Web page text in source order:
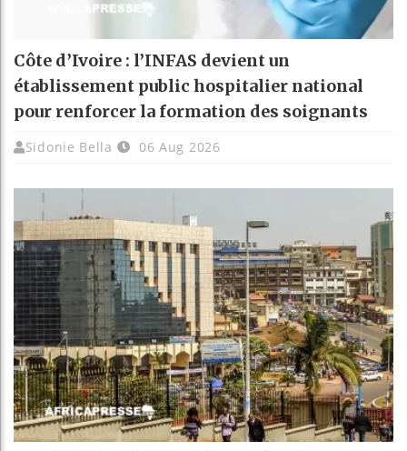
Côte d’Ivoire : l’INFAS devient un
établissement public hospitalier national
pour renforcer la formation des soignants
Sidonie Bella 06 Aug 2026